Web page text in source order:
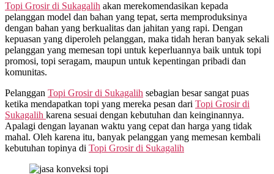
Topi Grosir di Sukagalih akan merekomendasikan kepada
pelanggan model dan bahan yang tepat, serta memproduksinya
dengan bahan yang berkualitas dan jahitan yang rapi. Dengan
kepuasan yang diperoleh pelanggan, maka tidah heran banyak sekali
pelanggan yang memesan topi untuk keperluannya baik untuk topi
promosi, topi seragam, maupun untuk kepentingan pribadi dan
komunitas.
Pelanggan Topi Grosir di Sukagalih sebagian besar sangat puas
ketika mendapatkan topi yang mereka pesan dari Topi Grosir di
Sukagalih karena sesuai dengan kebutuhan dan keinginannya.
Apalagi dengan layanan waktu yang cepat dan harga yang tidak
mahal. Oleh karena itu, banyak pelanggan yang memesan kembali
kebutuhan topinya di Topi Grosir di Sukagalih